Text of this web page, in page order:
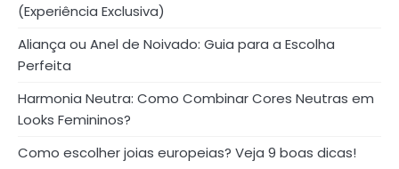
(Experiência Exclusiva)
Aliança ou Anel de Noivado: Guia para a Escolha
Perfeita
Harmonia Neutra: Como Combinar Cores Neutras em
Looks Femininos?
Como escolher joias europeias? Veja 9 boas dicas!